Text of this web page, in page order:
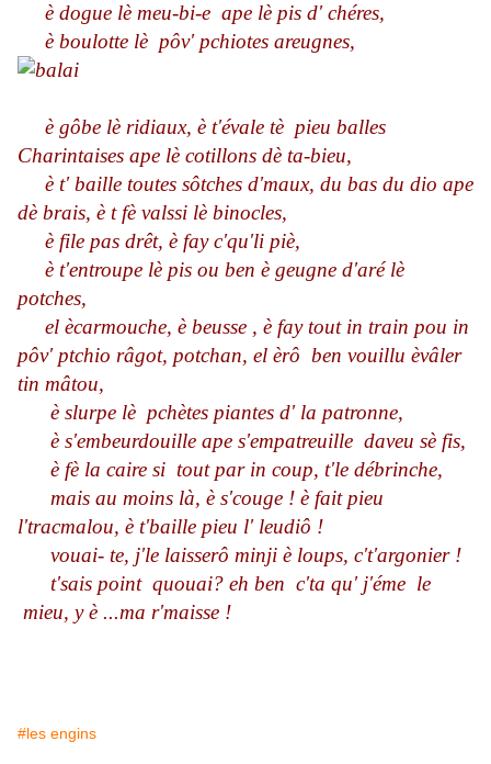
è dogue lè meu-bi-e ape lè pis d' chéres,
è boulotte lè pôv' pchiotes areugnes,
è gôbe lè ridiaux, è t'évale tè pieu balles
Charintaises ape lè cotillons dè ta-bieu,
è t' baille toutes sôtches d'maux, du bas du dio ape
dè brais, è t fè valssi lè binocles,
è file pas drêt, è fay c'qu'li piè,
è t'entroupe lè pis ou ben è geugne d'aré lè
potches,
el ècarmouche, è beusse , è fay tout in train pou in
pôv' ptchio râgot, potchan, el èrô ben vouillu èvâler
tin mâtou,
è slurpe lè pchètes piantes d' la patronne,
è s'embeurdouille ape s'empatreuille daveu sè fis,
è fè la caire si tout par in coup, t'le débrinche,
mais au moins là, è s'couge ! è fait pieu
l'tracmalou, è t'baille pieu l' leudiô !
vouai- te, j'le laisserô minji è loups, c't'argonier !
t'sais point quouai? eh ben c'ta qu' j'éme le
mieu, y è ...ma r'maisse !
#les engins